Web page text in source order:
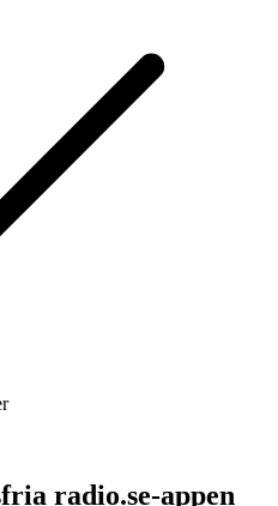
radio.se-appen